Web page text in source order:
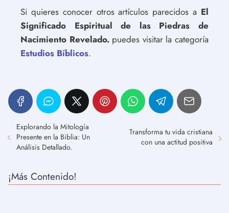
Si quieres conocer otros artículos parecidos a El
Significado Espiritual de las Piedras de
Nacimiento Revelado.puedes visitar la categoría
Estudios Bíblicos.
Explorando la Mitología
Presente en la Biblia: Un
Análisis Detallado.
Transforma tu vida cristiana
con una actitud positiva
¡Más Contenido!